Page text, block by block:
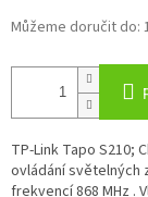
Můžeme doručit do:
TP-Link Tapo S210;
ovládání světelných
frekvencí 868 MHz .